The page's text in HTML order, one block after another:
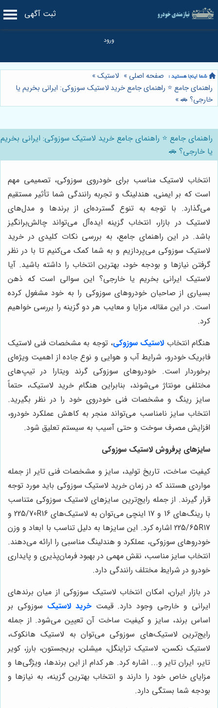
ثبت آگهی
صفحه اصلی » لاستیک»
راهنمای جامع ⭐️ راهنمای جامع خرید لاستیک سوزوکی: ایرانی بخریم یا
خارجی؟ 🚗»
راهنمای جامع ⭐️ راهنمای جامع خرید لاستیک سوزوکی: ایرانی بخریم
یا خارجی؟ 🚗
انتخاب لاستیک مناسب برای خودروی سوزوکی، تصمیمی مهم
است که بر ایمنی، هندلینگ و تجربه رانندگی شما تأثیر مستقیم
می‌گذارد. با توجه به تنوع گسترده‌ای از برندها و مدل‌های
لاستیک در بازار، انتخاب گزینه ایده‌آل می‌تواند چالش‌برانگیز
باشد. در این راهنمای جامع، به بررسی نکات کلیدی در خرید
لاستیک سوزوکی می‌پردازیم و به شما کمک می‌کنیم تا با در نظر
گرفتن نیازها و بودجه خود، بهترین انتخاب را داشته باشید. آیا
لاستیک ایرانی بخریم یا خارجی؟ این سوالی است که ذهن
بسیاری از صاحبان خودروهای سوزوکی را به خود مشغول کرده
است. در این مقاله، مزایا و معایب هر دو گزینه را بررسی خواهیم
کرد.
هنگام انتخاب لاستیک سوزوکی، توجه به مشخصات فنی لاستیک
فابریک خودرو، شرایط آب و هوایی و نوع جاده از اهمیت ویژه‌ای
برخوردار است. خودروهای سوزوکی گرند ویتارا در تیپ‌های
مختلفی مونتاژ می‌شوند، بنابراین هنگام خرید لاستیک، حتماً
سایز رینگ و مشخصات فنی خودروی خود را در نظر بگیرید.
انتخاب سایز نامناسب می‌تواند منجر به کاهش عملکرد خودرو،
افزایش مصرف سوخت و حتی آسیب به سیستم تعلیق شود.
سایزهای پرفروش لاستیک سوزوکی
کیفیت ساخت، تاریخ تولید، سایز و مشخصات فنی تایر از جمله
مواردی هستند که در زمان خرید لاستیک سوزوکی باید مورد توجه
قرار گیرند. از جمله رایج‌ترین سایزهای لاستیک سوزوکی متناسب
با رینگ‌های 16 و 17 اینچی می‌توان به لاستیک‌های 225/70R16 و
225/65R17 اشاره کرد. این سایزها به دلیل تناسب با ابعاد و وزن
خودروهای سوزوکی، عملکرد و هندلینگ مناسبی را ارائه می‌دهند.
انتخاب سایز مناسب، نقش مهمی در بهبود فرمان‌پذیری و پایداری
خودرو در شرایط مختلف رانندگی دارد.
در بازار ایران، امکان انتخاب لاستیک سوزوکی از میان برندهای
ایرانی و خارجی وجود دارد. قیمتخرید لاستیک سوزوکی بر
اساس برند، سایز و کیفیت ساخت آن تعیین می‌شود. از جمله
رایج‌ترین لاستیک‌های سوزوکی می‌توان به لاستیک هانکوک،
لاستیک نکسن، لاستیک تراینگل، میشلن، بریجستون، بارز، کویر
تایر، ایران تایر و... اشاره کرد. هر کدام از این برندها، ویژگی‌ها و
مزایای خاص خود را دارند و انتخاب بهترین گزینه، به نیازها و
بودجه شما بستگی دارد.